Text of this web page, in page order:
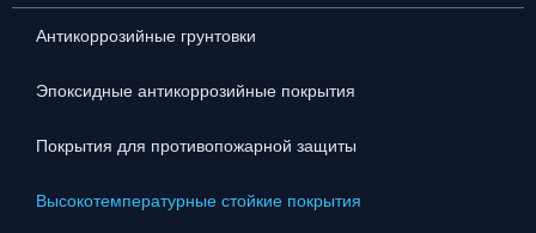
Антикоррозийные грунтовки
Эпоксидные антикоррозийные покрытия
Покрытия для противопожарной защиты
Высокотемпературные стойкие покрытия